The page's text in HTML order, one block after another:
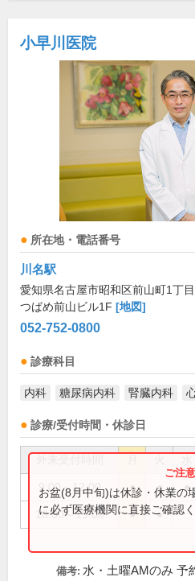
小早川医院
所在地・電話番号
川名駅
愛知県名古屋市昭和区前山町1丁
つばめ前山ビル1F [地図]
052-752-0800
診療科目
内科 糖尿病内科 腎臓内科
診療/受付時間・休診日
9:00～12:00 ● ● ●
16:00～19:00 ● ●
お盆(8月中旬)は休診・休業の
に必ず医療機関に直接ご確認く
備考: 水・土曜AMのみ 予